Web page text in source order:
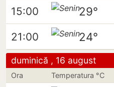
15:00 29°
21:00 24°
duminică , 16 august
Ora Temperatura °C